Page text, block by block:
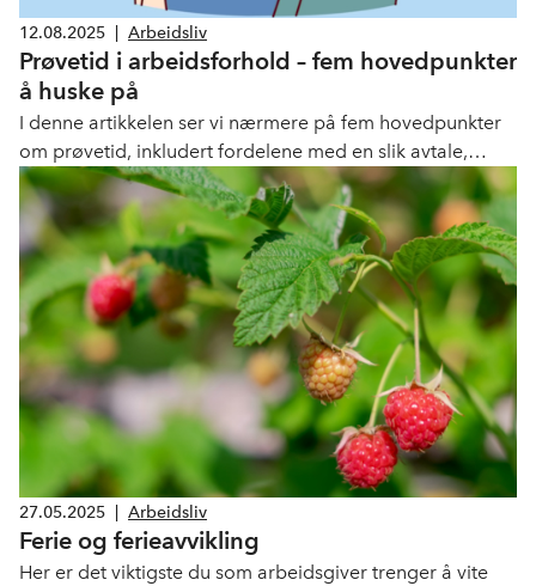
12.08.2025 Arbeidsliv
Prøvetid i arbeidsforhold – fem hovedpunkter
å huske på
I denne artikkelen ser vi nærmere på fem hovedpunkter
om prøvetid, inkludert fordelene med en slik avtale,
varigheten og beregningen av prøvetidsperioden og
hvordan man kan bruke prøvetiden riktig.
27.05.2025 Arbeidsliv
Ferie og ferieavvikling
Her er det viktigste du som arbeidsgiver trenger å vite